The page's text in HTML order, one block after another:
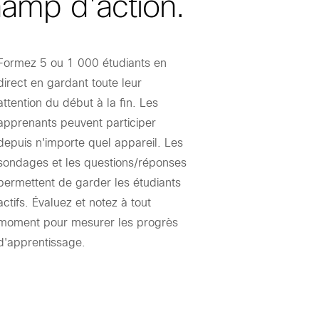
5 ou 1 000 étudiants en
en gardant toute leur
du début à la fin. Les
peuvent participer
n'importe quel appareil. Les
et les questions/réponses
de garder les étudiants
Évaluez et notez à tout
pour mesurer les progrès